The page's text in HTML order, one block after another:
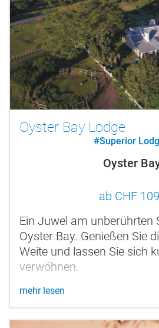
Oyster Bay Lodge
#Superior
Oyster
ab CHF
Ein Juwel am unberührten
Oyster Bay. Genießen Sie
Weite und lassen Sie sich
verwöhnen.
mehr lesen